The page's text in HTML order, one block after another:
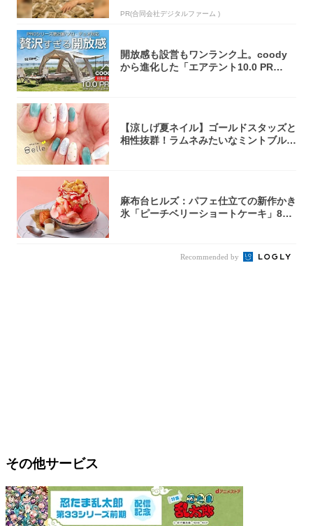
PR(合同会社デジタルファーム )
開放感も設営もワンランク上。coody
から進化した「エアテント10.0 PR
【涼しげ夏ネイル】ゴールドスタッズと
相性抜群！ラムネみたいなミントブルー
麻布台ヒルズ：パフェ仕立ての新作かき
氷「ピーチベリーショートケーキ」8月
Recommended by
その他サービス